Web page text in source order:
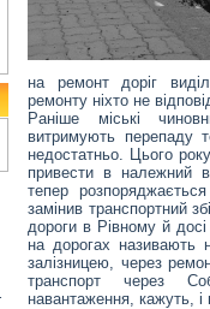
на ремонт доріг
ремонту ніхто не
Раніше міські
витримують перепаду
недостатньо. Цього
привести в належний
тепер
замінив транспортний
дороги в Рівному й
на дорогах називають
залізницею, через
транспорт через
навантаження, кажуть,